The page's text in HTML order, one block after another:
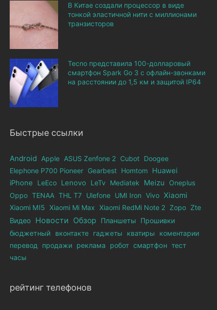
В Китае создали процессор в виде
тонкой эластичной нити с миллионами
транзисторов
Tecno представила 100-долларовый
смартфон Spark Go 3 с офлайн-звонками
на расстоянии до 1,5 км и защитой IP64
Быстрые ссылки
Android Apple ASUS Zenfone 2 Cubot Doogee
Elephone Р700 Pioneer Gearbest Homtom
Huawei
iPhone
LeEco Lenovo LeTv Mediatek Meizu
Oneplus
Oppo TENAA THL T7 Ulefone UMI Iron Vivo Xiaomi
Xiaomi MI5 Xiaomi Mi Max Xiaomi RedMi Note 2 Zopo Zte
Видео Новости Обзор Планшеты
Прошивки
бюджетный
вконтакте гаджеты кватиры
коментарии
перевод
продажи реклама робот смартфон тест
часы
рейтинг телефонов